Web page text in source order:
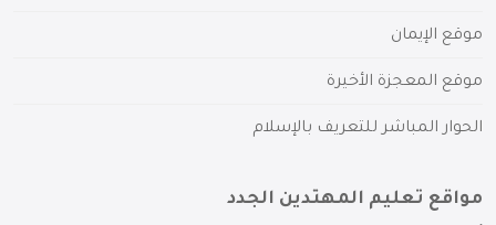
موقع الإيمان
موقع المعجزة الأخيرة
الحوار المباشر للتعريف بالإسلام
مواقع تعليم المهتدين الجدد